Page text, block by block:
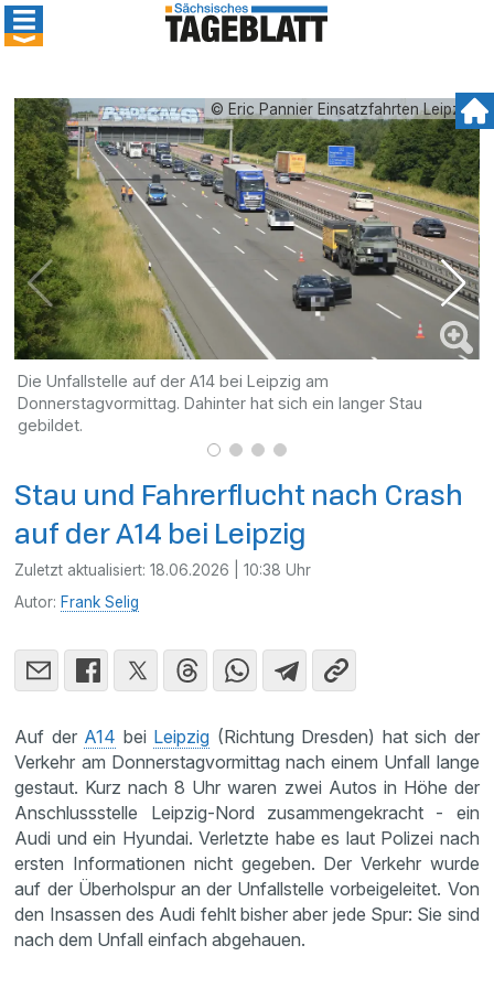
© Eric Pannier Einsatzfahrten Leipzig
Die Unfallstelle auf der A14 bei Leipzig am
Donnerstagvormittag. Dahinter hat sich ein langer Stau
gebildet.
Stau und Fahrerflucht nach Crash
auf der A14 bei Leipzig
Zuletzt aktualisiert:18.06.2026 | 10:38 Uhr
Autor: Frank Selig
Auf der A14 bei Leipzig (Richtung Dresden) hat sich der
Verkehr am Donnerstagvormittag nach einem Unfall lange
gestaut. Kurz nach 8 Uhr waren zwei Autos in Höhe der
Anschlussstelle Leipzig-Nord zusammengekracht - ein
Audi und ein Hyundai. Verletzte habe es laut Polizei nach
ersten Informationen nicht gegeben. Der Verkehr wurde
auf der Überholspur an der Unfallstelle vorbeigeleitet. Von
den Insassen des Audi fehlt bisher aber jede Spur: Sie sind
nach dem Unfall einfach abgehauen.